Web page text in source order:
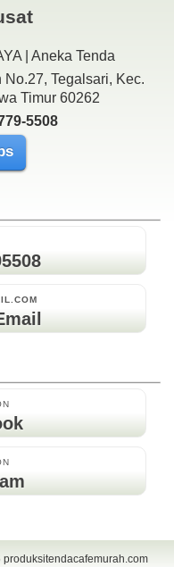
| Aneka Tenda
Tegalsari, Kec.
Timur 60262
5508
produksitendacafemurah.com